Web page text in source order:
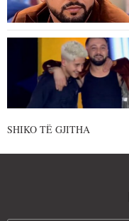
SHIKO TË GJITHA